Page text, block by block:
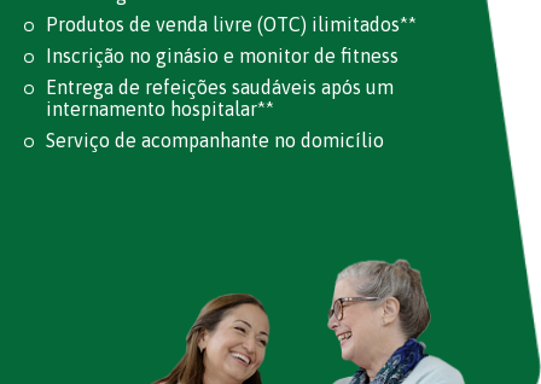
Produtos de venda livre (OTC) ilimitados**
Inscrição no ginásio e monitor de fitness
Entrega de refeições saudáveis após um
internamento hospitalar**
Serviço de acompanhante no domicílio